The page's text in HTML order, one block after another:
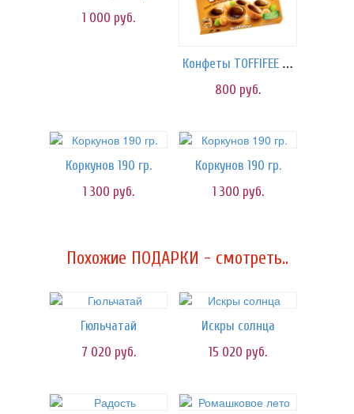
1 000 руб.
Конфеты TOFFIFEE 125 гр.
800 руб.
Коркунов 190 гр.
1 300 руб.
Коркунов 190 гр.
1 300 руб.
Похожие ПОДАРКИ - смотреть..
Гюльчатай
7 020 руб.
Искры солнца
15 020 руб.